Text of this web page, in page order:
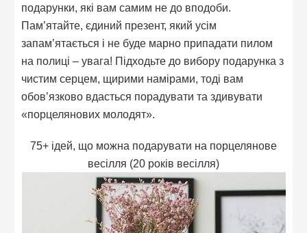
подарунки, які вам самим не до вподоби.
Пам’ятайте, єдиний презент, який усім
запам’ятається і не буде марно припадати пилом
на полиці – увага! Підходьте до вибору подарунка з
чистим серцем, щирими намірами, тоді вам
обов’язково вдасться порадувати та здивувати
«порцелянових молодят».
75+ ідей, що можна подарувати на порцелянове
весілля (20 років весілля)